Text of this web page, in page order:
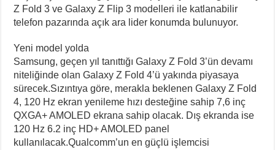
Z Fold 3 ve Galaxy Z Flip 3 modelleri ile katlanabilir
telefon pazarında açık ara lider konumda bulunuyor.
Yeni model yolda
Samsung, geçen yıl tanıttığı Galaxy Z Fold 3’ün devamı
niteliğinde olan Galaxy Z Fold 4’ü yakında piyasaya
sürecek.Sızıntıya göre, merakla beklenen Galaxy Z Fold
4, 120 Hz ekran yenileme hızı desteğine sahip 7,6 inç
QXGA+ AMOLED ekrana sahip olacak. Dış ekranda ise
120 Hz 6.2 inç HD+ AMOLED panel
kullanılacak.Qualcomm’un en güçlü işlemcisi